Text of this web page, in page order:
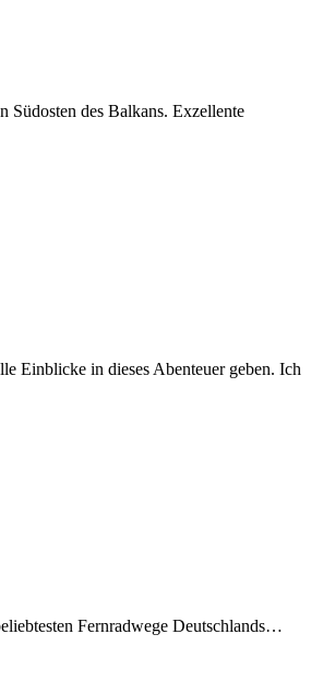
Südosten des Balkans. Exzellente
Einblicke in dieses Abenteuer geben. Ich
Fernradwege Deutschlands…